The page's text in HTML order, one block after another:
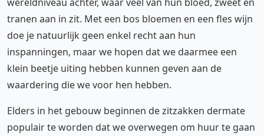
tranen aan in zit. Met een bos bloemen en een fles wijn
doe je natuurlijk geen enkel recht aan hun
inspanningen, maar we hopen dat we daarmee een
klein beetje uiting hebben kunnen geven aan de
waardering die we voor hen hebben.
Elders in het gebouw beginnen de zitzakken dermate
populair te worden dat we overwegen om huur te gaan